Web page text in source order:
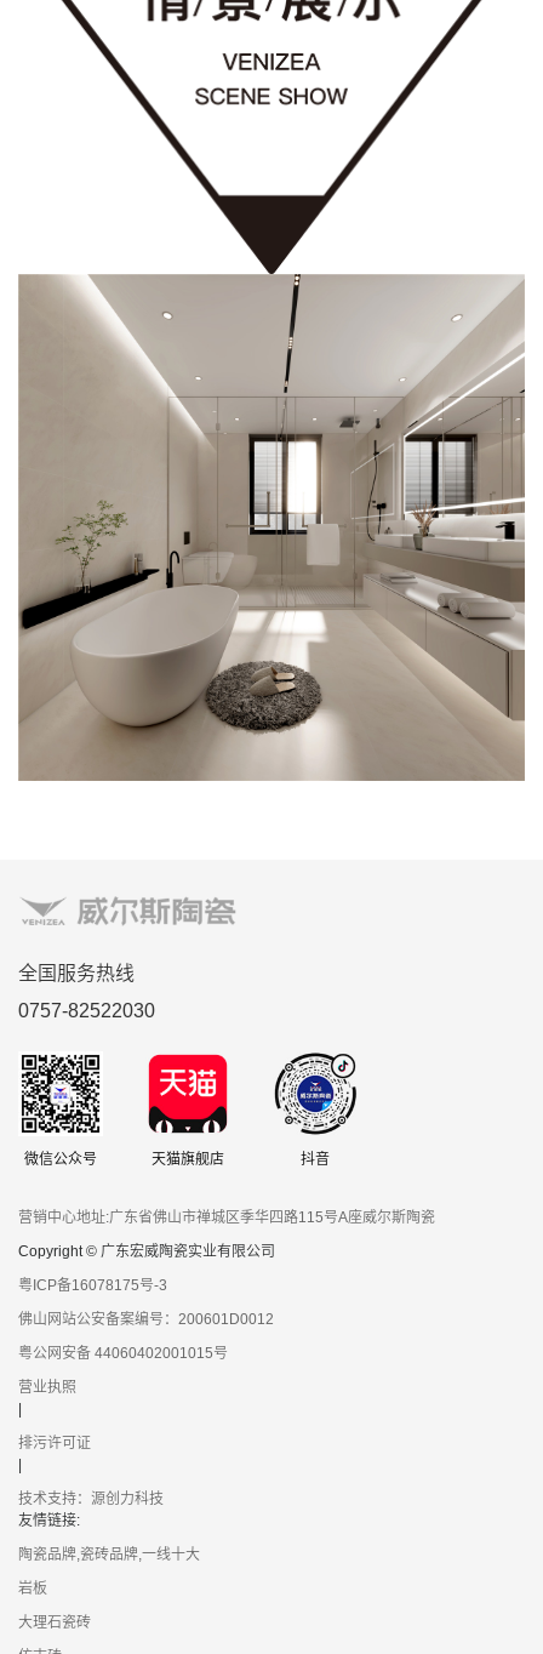
全国服务热线
0757-82522030
微信公众号 天猫旗舰店 抖音
营销中心地址:广东省佛山市禅城区季华四路115号A座威尔斯陶瓷
Copyright © 广东宏威陶瓷实业有限公司
粤ICP备16078175号-3
佛山网站公安备案编号：200601D0012
粤公网安备 44060402001015号
营业执照
排污许可证
技术支持：源创力科技
友情链接:
陶瓷品牌,瓷砖品牌,一线十大
岩板
大理石瓷砖